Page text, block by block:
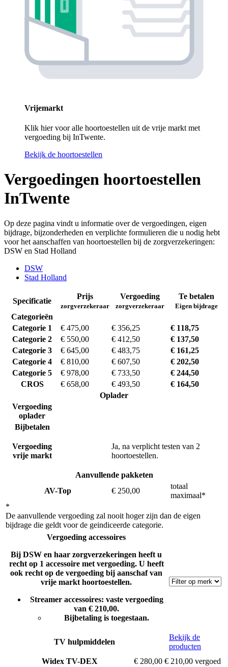
Vrijemarkt
Klik hier voor alle hoortoestellen uit de vrije markt met
vergoeding bij InTwente.
Bekijk de hoortoestellen
Vergoedingen hoortoestellen
InTwente
Op deze pagina vindt u informatie over de vergoedingen, eigen
bijdrage, bijzonderheden en verplichte formulieren die u nodig hebt
voor het aanschaffen van hoortoestellen bij de zorgverzekeringen:
DSW en Stad Holland
DSW
Stad Holland
Specificatie
Prijs
zorgverzekeraar
Vergoeding
zorgverzekeraar
Te betalen
Eigen bijdrage
Categorieën
Categorie 1
€ 475,00 € 356,25
€ 118,75
Categorie 2
€ 550,00 € 412,50
€ 137,50
Categorie 3
€ 645,00 € 483,75
€ 161,25
Categorie 4
€ 810,00 € 607,50
€ 202,50
Categorie 5
€ 978,00 € 733,50
€ 244,50
CROS
€ 658,00 € 493,50
€ 164,50
Oplader
Vergoeding
oplader
Bijbetalen
Vergoeding
vrije markt
Ja, na verplicht testen van 2
hoortoestellen.
Aanvullende pakketen
AV-Top
€ 250,00
totaal
maximaal*
*
De aanvullende vergoeding zal nooit hoger zijn dan de eigen
bijdrage die geldt voor de geindiceerde categorie.
Vergoeding accessoires
Bij DSW en haar zorgverzekeringen heeft u
recht op 1 accessoire met vergoeding. U heeft
ook recht op de vergoeding bij aanschaf van
vrije markt hoortoestellen.
Streamer accessoires: vaste vergoeding
van € 210,00.
Bijbetaling is toegestaan.
TV hulpmiddelen
Bekijk de
producten
Widex TV-DEX € 280,00 € 210,00 vergoed